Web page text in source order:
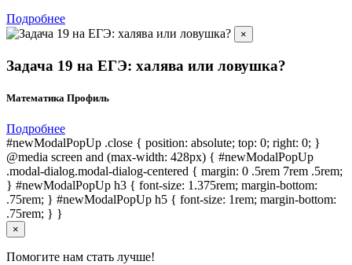
Подробнее
×
Задача 19 на ЕГЭ: халява или ловушка?
Математика Профиль
Подробнее
#newModalPopUp .close { position: absolute; top: 0; right: 0; }
@media screen and (max-width: 428px) { #newModalPopUp
.modal-dialog.modal-dialog-centered { margin: 0 .5rem 7rem .5rem;
} #newModalPopUp h3 { font-size: 1.375rem; margin-bottom:
.75rem; } #newModalPopUp h5 { font-size: 1rem; margin-bottom:
.75rem; } }
×
Помогите нам стать лучше!